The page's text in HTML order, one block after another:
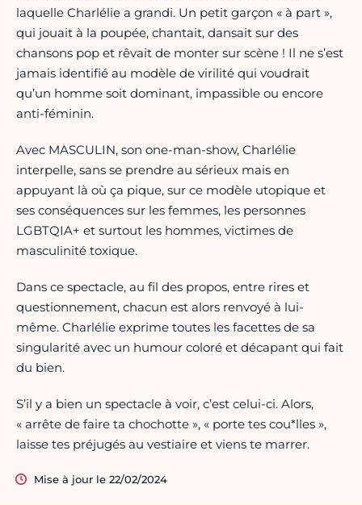
laquelle Charlélie a grandi. Un petit garçon « à part »,
qui jouait à la poupée, chantait, dansait sur des
chansons pop et rêvait de monter sur scène ! Il ne s’est
jamais identifié au modèle de virilité qui voudrait
qu’un homme soit dominant, impassible ou encore
anti-féminin.
Avec MASCULIN, son one-man-show, Charlélie
interpelle, sans se prendre au sérieux mais en
appuyant là où ça pique, sur ce modèle utopique et
ses conséquences sur les femmes, les personnes
LGBTQIA+ et surtout les hommes, victimes de
masculinité toxique.
Dans ce spectacle, au fil des propos, entre rires et
questionnement, chacun est alors renvoyé à lui-
même. Charlélie exprime toutes les facettes de sa
singularité avec un humour coloré et décapant qui fait
du bien.
S’il y a bien un spectacle à voir, c’est celui-ci. Alors,
« arrête de faire ta chochotte », « porte tes cou*lles »,
laisse tes préjugés au vestiaire et viens te marrer.
Mise à jour le 22/02/2024